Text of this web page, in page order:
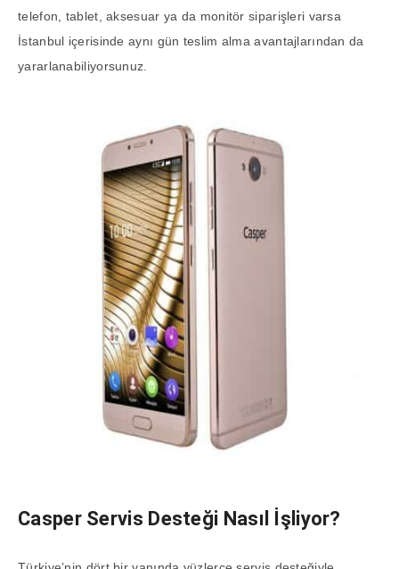
telefon, tablet, aksesuar ya da monitör siparişleri varsa
İstanbul içerisinde aynı gün teslim alma avantajlarından da
yararlanabiliyorsunuz.
Casper Servis Desteği Nasıl İşliyor?